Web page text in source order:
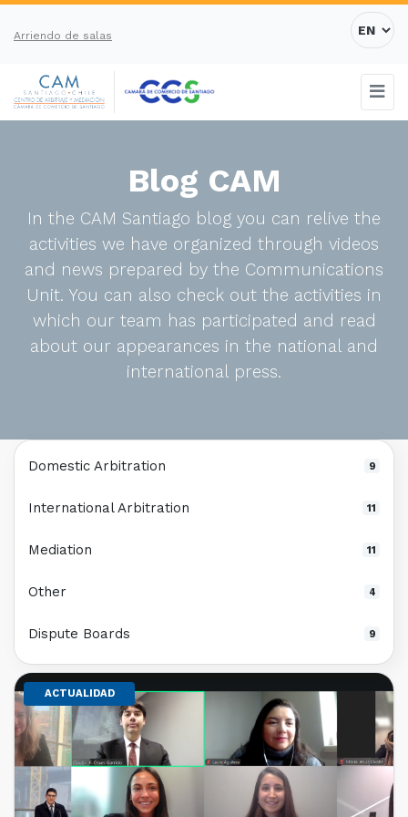
Arriendo de salas
Blog CAM
In the CAM Santiago blog you can relive the
activities we have organized through videos
and news prepared by the Communications
Unit. You can also check out the activities in
which our team has participated and read
about our appearances in the national and
international press.
ACTUALIDAD
Domestic Arbitration 9
International Arbitration 11
Mediation 11
Other 4
Dispute Boards 9